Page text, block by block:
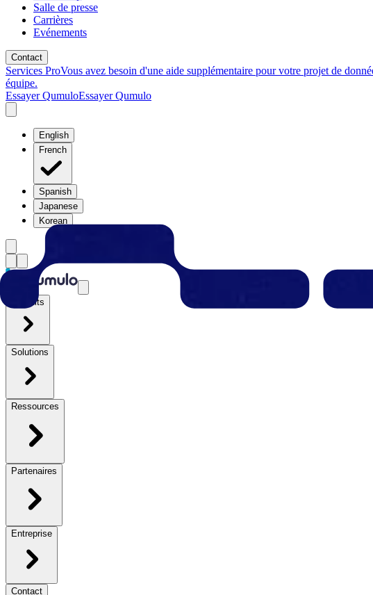
Salle de presse
Carrières
Evénements
Contact
Services ProVous avez besoin d'une aide supplémentaire pour votre projet de
équipe.
Essayer QumuloEssayer Qumulo
English
French
Spanish
Japanese
Korean
Produits
Solutions
Ressources
Partenaires
Entreprise
Contact